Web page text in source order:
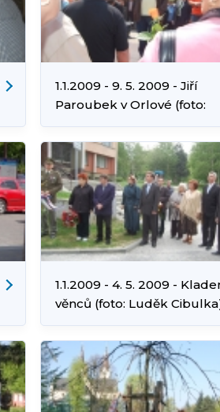
1.1.2009 - 9. 5. 2009 - Jiří
Paroubek v Orlové (foto:
1.1.2009 - 4. 5. 2009 -
věnců (foto: Luděk